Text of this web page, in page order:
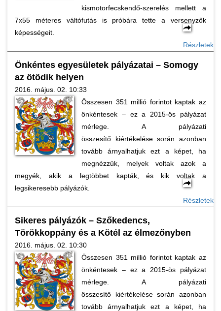
kismotorfecskendő-szerelés mellett a
7x55 méteres váltófutás is próbára tette a versenyzők
képességeit.
Részletek
Önkéntes egyesületek pályázatai – Somogy
az ötödik helyen
2016. május. 02. 10:33
Összesen 351 millió forintot kaptak az
önkéntesek – ez a 2015-ös pályázat
mérlege. A pályázati
összesítő kiértékelése során azonban
tovább árnyalhatjuk ezt a képet, ha
megnézzük, melyek voltak azok a
megyék, akik a legtöbbet kapták, és kik voltak a
legsikeresebb pályázók.
Részletek
Sikeres pályázók – Szőkedencs,
Törökkoppány és a Kötél az élmezőnyben
2016. május. 02. 10:30
Összesen 351 millió forintot kaptak az
önkéntesek – ez a 2015-ös pályázat
mérlege. A pályázati
összesítő kiértékelése során azonban
tovább árnyalhatjuk ezt a képet, ha